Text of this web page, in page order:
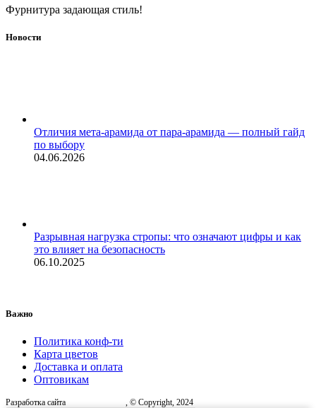
Фурнитура задающая стиль!
Новости
Отличия мета-арамида от пара-арамида — полный гайд
по выбору
04.06.2026
Разрывная нагрузка стропы: что означают цифры и как
это влияет на безопасность
06.10.2025
Важно
Политика конф-ти
Карта цветов
Доставка и оплата
Оптовикам
Разработка сайта , © Copyright, 2024